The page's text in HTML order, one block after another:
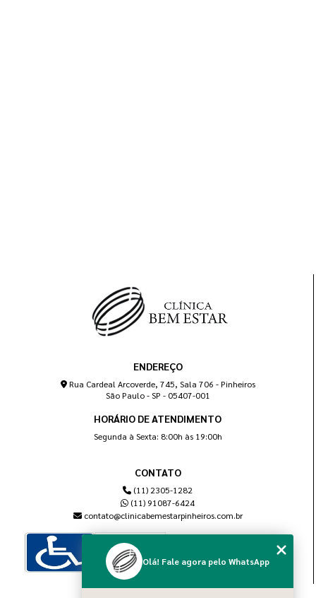
ENDEREÇO
Rua Cardeal Arcoverde, 745, Sala 706 - Pinheiros
São Paulo - SP - 05407-001
HORÁRIO DE ATENDIMENTO
Segunda à Sexta: 8:00h às 19:00h
CONTATO
(11) 2305-1282
(11) 91087-6424
contato@clinicabemestarpinheiros.com.br
Olá! Fale agora pelo WhatsApp